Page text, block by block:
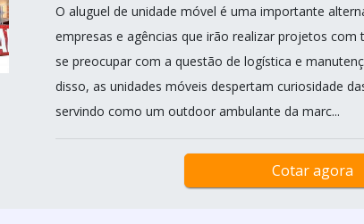
O aluguel de unidade móvel é uma importante
empresas e agências que irão realizar projetos
se preocupar com a questão de logística e
disso, as unidades móveis despertam curiosidade
servindo como um outdoor ambulante da marc...
Cotar agora